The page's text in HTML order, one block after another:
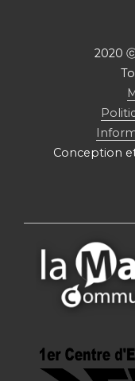
2020
Conception